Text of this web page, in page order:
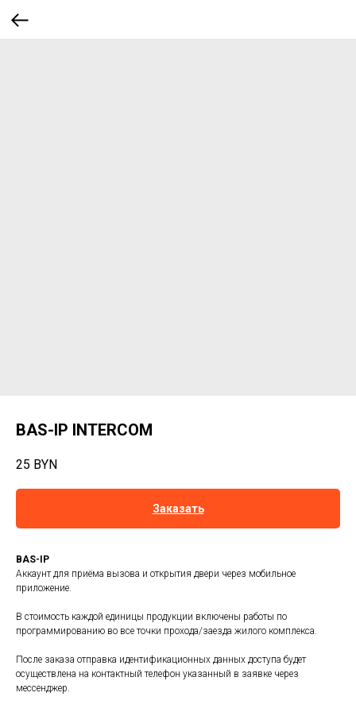
BAS-IP INTERCOM
25 BYN
Заказать
BAS-IP
Аккаунт для приёма вызова и открытия двери через мобильное
приложение.
В стоимость каждой единицы продукции включены работы по
программированию во все точки прохода/заезда жилого комплекса.
После заказа отправка идентификационных данных доступа будет
осуществлена на контактный телефон указанный в заявке через
мессенджер.